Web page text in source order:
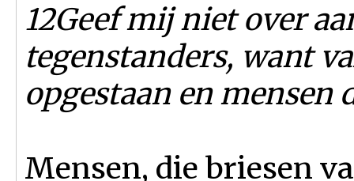
12Geef mij niet over
tegenstanders, want
opgestaan en mensen
Mensen, die briesen